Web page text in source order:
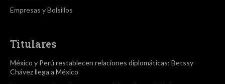
Empresas y Bolsillos
Titulares
México y Perú restablecen relaciones diplomáticas; Betssy
Chávez llega a México